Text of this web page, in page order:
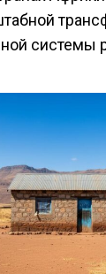
системы